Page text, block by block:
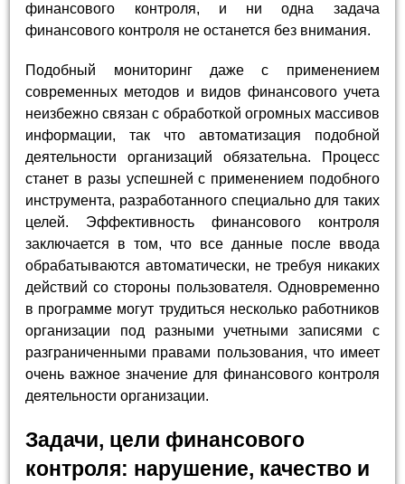
финансового контроля, и ни одна задача
финансового контроля не останется без внимания.
Подобный мониторинг даже с применением
современных методов и видов финансового учета
неизбежно связан с обработкой огромных массивов
информации, так что автоматизация подобной
деятельности организаций обязательна. Процесс
станет в разы успешней с применением подобного
инструмента, разработанного специально для таких
целей. Эффективность финансового контроля
заключается в том, что все данные после ввода
обрабатываются автоматически, не требуя никаких
действий со стороны пользователя. Одновременно
в программе могут трудиться несколько работников
организации под разными учетными записями с
разграниченными правами пользования, что имеет
очень важное значение для финансового контроля
деятельности организации.
Задачи, цели финансового
контроля: нарушение, качество и